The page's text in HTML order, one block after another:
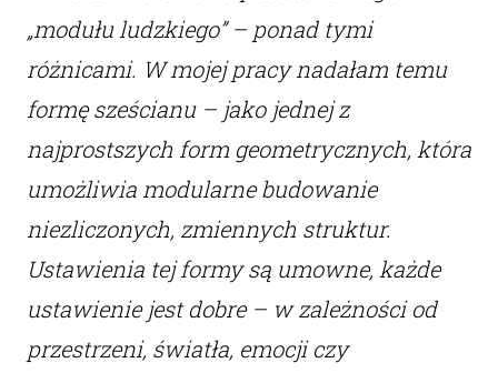
„modułu ludzkiego” – ponad tymi
różnicami. W mojej pracy nadałam temu
formę sześcianu – jako jednej z
najprostszych form geometrycznych, która
umożliwia modularne budowanie
niezliczonych, zmiennych struktur.
Ustawienia tej formy są umowne, każde
ustawienie jest dobre – w zależności od
przestrzeni, światła, emocji czy